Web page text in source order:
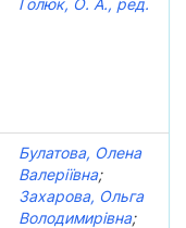
Голюк, О. А., ред.
Булатова, Олена
Валеріївна;
Захарова, Ольга
Володимирівна;